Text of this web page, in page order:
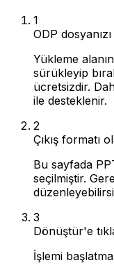
1
ODP
Yükleme
sürükleyip
ücretsizdir.
ile desteklenir.
2
Çıkış formatı
Bu sayfada
seçilmiştir.
3
Dönüştür'e
İşlemi